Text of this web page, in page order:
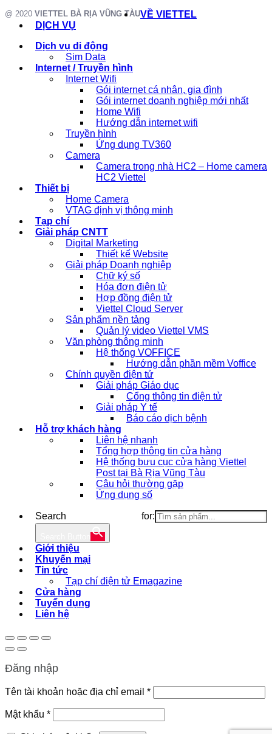
@ 2020 VIETTEL BÀ RỊA VŨNG TÀUVỀ VIETTEL
DỊCH VỤ
Dịch vụ di động
Sim Data
Internet / Truyền hình
Internet Wifi
Gói internet cá nhân, gia đình
Gói internet doanh nghiệp mới nhất
Home Wifi
Hướng dẫn internet wifi
Truyền hình
Ứng dụng TV360
Camera
Camera trong nhà HC2 – Home camera
HC2 Viettel
Thiết bị
Home Camera
VTAG định vị thông minh
Tạp chí
Giải pháp CNTT
Digital Marketing
Thiết kế Website
Giải pháp Doanh nghiệp
Chữ ký số
Hóa đơn điện tử
Hợp đồng điện tử
Viettel Cloud Server
Sản phẩm nền tảng
Quản lý video Viettel VMS
Văn phòng thông minh
Hệ thống VOFFICE
Hướng dẫn phần mềm Voffice
Chính quyền điện tử
Giải pháp Giáo dục
Cổng thông tin điện tử
Giải pháp Y tế
Báo cáo dịch bệnh
Hỗ trợ khách hàng
Liên hệ nhanh
Tổng hợp thông tin cửa hàng
Hệ thống bưu cục cửa hàng Viettel
Post tại Bà Rịa Vũng Tàu
Câu hỏi thường gặp
Ứng dụng số
Search for:
Giới thiệu
Khuyến mại
Tin tức
Tạp chí điện tử Emagazine
Cửa hàng
Tuyển dụng
Liên hệ
Đăng nhập
Tên tài khoản hoặc địa chỉ email *Bắt
buộc
Mật khẩu *Bắt
buộc